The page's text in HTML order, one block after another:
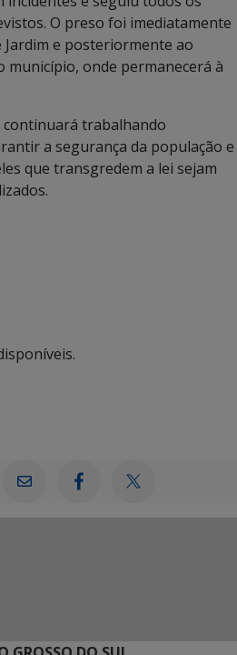
O preso foi imediatamente
Jardim e posteriormente ao
município, onde permanecerá à
continuará trabalhando
a segurança da população e
que transgredem a lei sejam